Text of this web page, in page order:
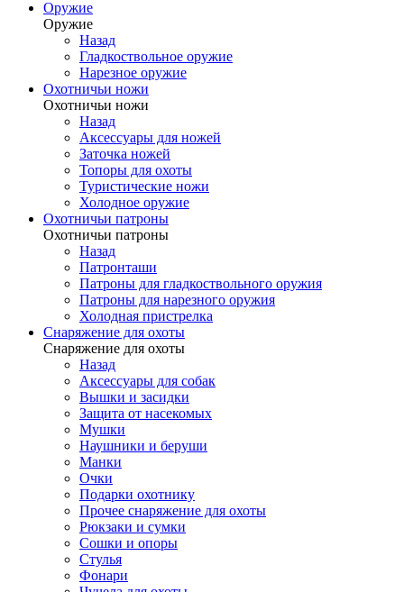
Оружие
Оружие
Назад
Гладкоствольное оружие
Нарезное оружие
Охотничьи ножи
Охотничьи ножи
Назад
Аксессуары для ножей
Заточка ножей
Топоры для охоты
Туристические ножи
Холодное оружие
Охотничьи патроны
Охотничьи патроны
Назад
Патронташи
Патроны для гладкоствольного оружия
Патроны для нарезного оружия
Холодная пристрелка
Снаряжение для охоты
Снаряжение для охоты
Назад
Аксессуары для собак
Вышки и засидки
Защита от насекомых
Мушки
Наушники и беруши
Манки
Очки
Подарки охотнику
Прочее снаряжение для охоты
Рюкзаки и сумки
Сошки и опоры
Стулья
Фонари